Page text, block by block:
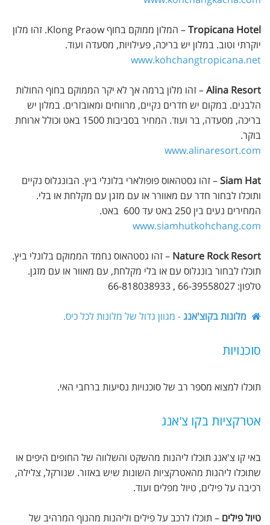
Tropicana Hotel
– המלון ממוקם בחוף Klong Praow. זהו מלון
יוקרתי וטוב. במלון יש בריכה, פעילויות, מסעדה ועוד.
www.kohchangtropicana.net
Alina Resort– זהו מלון ברמה אך לא יקר הממוקם בחוף החולות
הלבנים. במקום יש חדרים נקיים, מרווחים ומאובזרים. במלון יש
בריכה, מסעדה, בר ועוד. המחיר בסביבות 1500 באט וכולל ארוחת
בוקר.
www.alinaresort.com
Siam Hat– זהו גסטהאוס פופולארי בלונלי ביץ. הבונגלוס נקיים
ותוכלו לבחור חדר עם מאוורר או עם מזגן עם מקלחת או בלי.
המחירים נעים בין 250 באט עד 600 באט.
www.siamhutkohchang.com
Nature Rock Resort – זהו גסטהאוס נחמד הממוקם בלונלי ביץ.
תוכלו לבחור בונגלוס עם או בלי מקלחת, עם מאוור או עם מזגן.
טלפון: 66-39558027 , 66-818038933
מלונות בקוצ'אנג- מגוון גדול של מלונות לכל כיס.
סוכנויות
תוכלו למצוא מספר רב של סוכנויות נסיעות ברחבי האי.
אטרקציות בקו צ'אנג
באי קו צ'אנג תוכלו ליהנות מהשקט והשלווה של החופים היפים או
שתוכלו ליהנות מהאטרקציות השונות שיש באזור. שנורקל, צלילה,
רכיבה על פילים, טיול מפלים ועוד.
טיול פילים – תוכלו לרכב על פילים וליהנות מהנוף המרהיב של